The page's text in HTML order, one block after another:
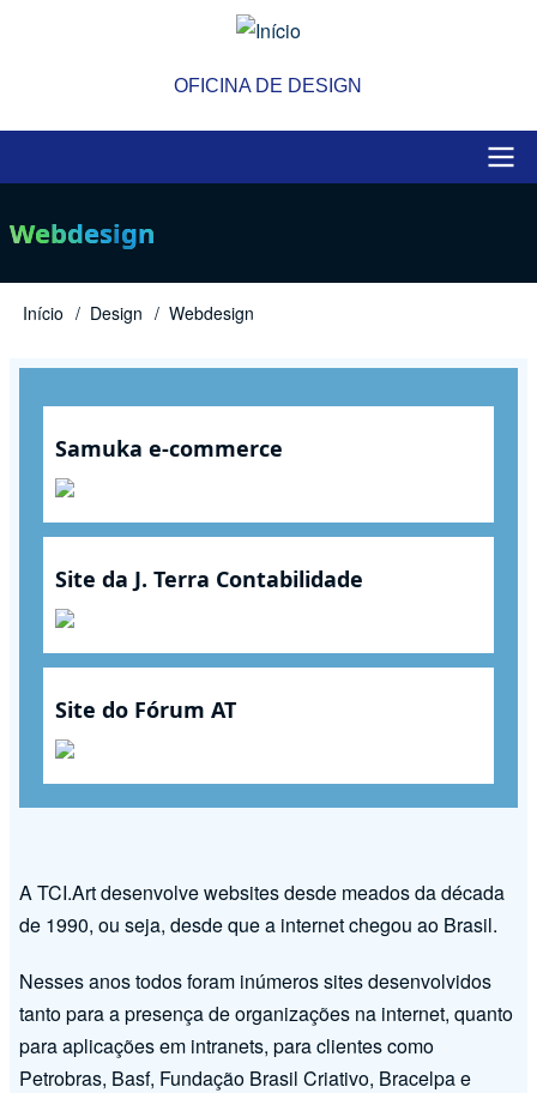
OFICINA DE DESIGN
Main
navigation
Webdesign
Trilha
de
navegação
Início Design Webdesign
Samuka e-commerce
Site da J. Terra Contabilidade
Site do Fórum AT
A TCI.Art desenvolve websites desde meados da década
de 1990, ou seja, desde que a internet chegou ao Brasil.
Nesses anos todos foram inúmeros sites desenvolvidos
tanto para a presença de organizações na internet, quanto
para aplicações em intranets, para clientes como
Petrobras, Basf, Fundação Brasil Criativo, Bracelpa e